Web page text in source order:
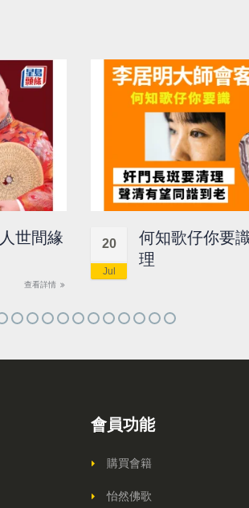
世間緣
查看詳情
20
Jul
何知歌仔你要
理
會員功能
購買會籍
怡然佛歌